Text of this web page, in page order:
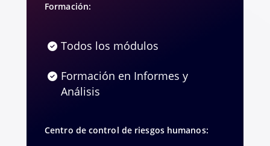
Formación:
Todos los módulos
Formación en Informes y
Análisis
Centro de control de riesgos humanos: